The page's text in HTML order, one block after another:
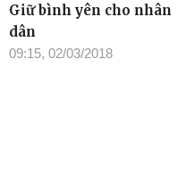
Giữ bình yên cho nhân
dân
09:15, 02/03/2018